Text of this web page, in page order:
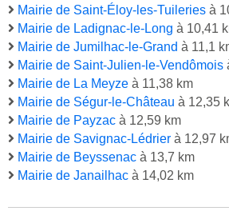
Mairie de Saint-Éloy-les-Tuileries à
Mairie de Ladignac-le-Long à 10,41
Mairie de Jumilhac-le-Grand à 11,1
Mairie de Saint-Julien-le-Vendômois
Mairie de La Meyze à 11,38 km
Mairie de Ségur-le-Château à 12,35
Mairie de Payzac à 12,59 km
Mairie de Savignac-Lédrier à 12,97
Mairie de Beyssenac à 13,7 km
Mairie de Janailhac à 14,02 km